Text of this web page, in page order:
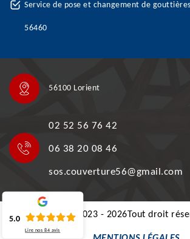
Service de pose et changement de
56460
56100 Lorient
02 52 56 76 42
06 38 20 08 46
sos.couverture56@gmail.com
©2023 - 2026Tout droit
5.0
Lire nos84 avis